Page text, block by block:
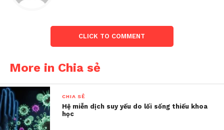
CLICK TO COMMENT
More in Chia sẻ
CHIA SẺ
Hệ miễn dịch suy yếu do lối sống thiếu khoa
học